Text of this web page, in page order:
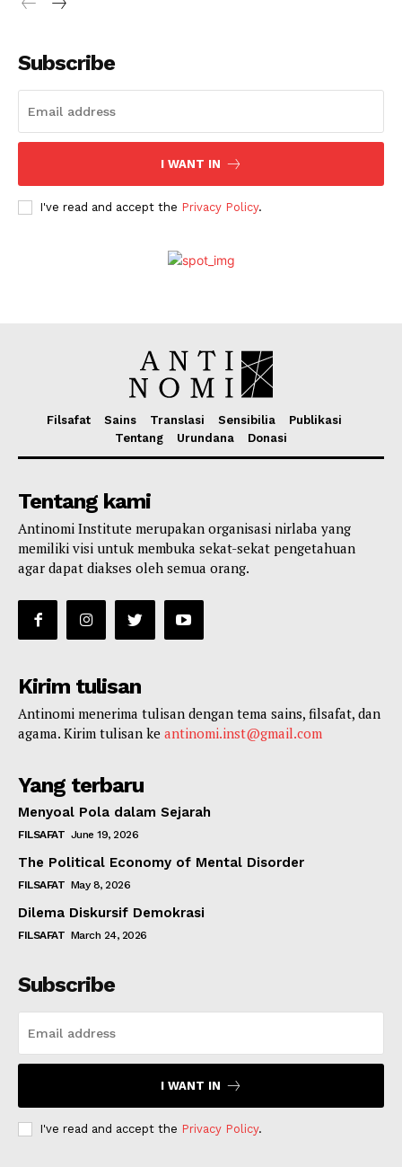
Subscribe
I WANT IN
I've read and accept the Privacy Policy.
Filsafat Sains Translasi Sensibilia
Publikasi
Tentang
Urundana Donasi
Tentang kami
Antinomi Institute merupakan organisasi nirlaba yang
memiliki visi untuk membuka sekat-sekat pengetahuan
agar dapat diakses oleh semua orang.
Kirim tulisan
Antinomi menerima tulisan dengan tema sains, filsafat, dan
agama. Kirim tulisan ke antinomi.inst@gmail.com
Yang terbaru
Menyoal Pola dalam Sejarah
FILSAFAT June 19, 2026
The Political Economy of Mental Disorder
FILSAFAT May 8, 2026
Dilema Diskursif Demokrasi
FILSAFAT March 24, 2026
Subscribe
I WANT IN
I've read and accept the Privacy Policy.